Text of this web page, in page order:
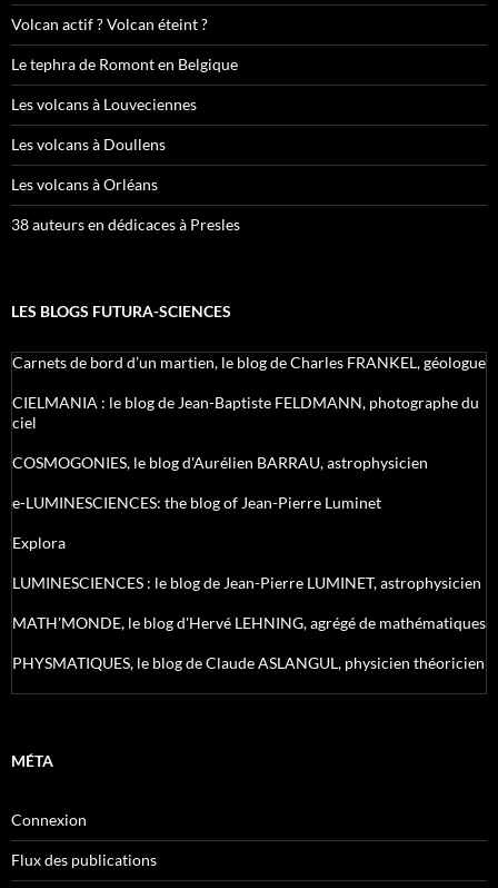
Volcan actif ? Volcan éteint ?
Le tephra de Romont en Belgique
Les volcans à Louveciennes
Les volcans à Doullens
Les volcans à Orléans
38 auteurs en dédicaces à Presles
LES BLOGS FUTURA-SCIENCES
Carnets de bord d’un martien, le blog de Charles FRANKEL, géologue
CIELMANIA : le blog de Jean-Baptiste FELDMANN, photographe du
ciel
COSMOGONIES, le blog d'Aurélien BARRAU, astrophysicien
e-LUMINESCIENCES: the blog of Jean-Pierre Luminet
Explora
LUMINESCIENCES : le blog de Jean-Pierre LUMINET, astrophysicien
MATH'MONDE, le blog d'Hervé LEHNING, agrégé de mathématiques
PHYSMATIQUES, le blog de Claude ASLANGUL, physicien théoricien
MÉTA
Connexion
Flux des publications